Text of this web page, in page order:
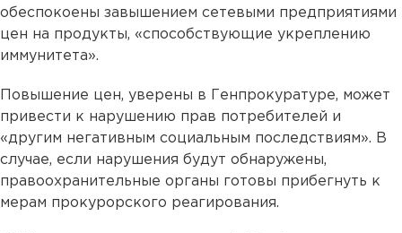
обеспокоены завышением сетевыми предприятиями
цен на продукты, «способствующие укреплению
иммунитета».
Повышение цен, уверены в Генпрокуратуре, может
привести к нарушению прав потребителей и
«другим негативным социальным последствиям». В
случае, если нарушения будут обнаружены,
правоохранительные органы готовы прибегнуть к
мерам прокурорского реагирования.